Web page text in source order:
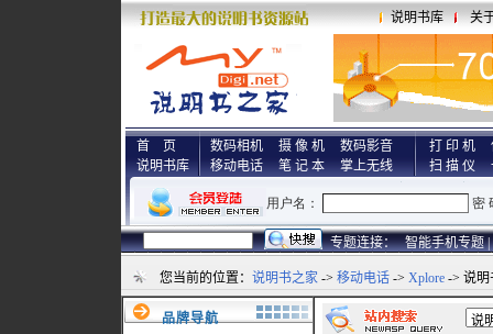
说明书库 关
首 页
说明书库
数码相机 摄 像 机
数码影音
移动电话
笔 记 本 掌上无线
打 印 机
扫 描 仪
专题连接： 智能手机专题 |
您当前的位置： 说明书之家 -> 移动电话 -> Xplore -> 说明
品牌导航